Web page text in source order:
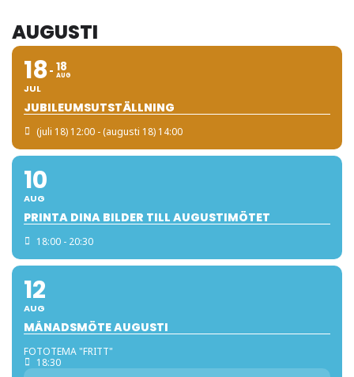
AUGUSTI
18
JUL
18
AUG
JUBILEUMSUTSTÄLLNING
(juli 18) 12:00 - (augusti 18) 14:00
10
AUG
PRINTA DINA BILDER TILL AUGUSTIMÖTET
18:00 - 20:30
12
AUG
MÅNADSMÖTE AUGUSTI
FOTOTEMA "FRITT"
18:30